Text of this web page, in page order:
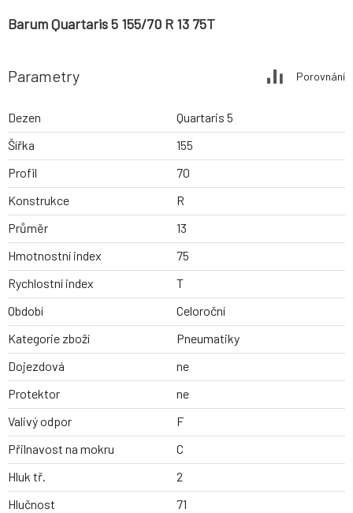
Barum Quartaris 5 155/70 R 13 75T
Parametry Porovnání
Dezen
Quartaris 5
Šířka
155
Profil
70
Konstrukce
R
Průměr
13
Hmotnostní index
75
Rychlostní index
T
Období
Celoroční
Kategorie zboží
Pneumatiky
Dojezdová
ne
Protektor
ne
Valivý odpor
F
Přilnavost na mokru
C
Hluk tř.
2
Hlučnost
71